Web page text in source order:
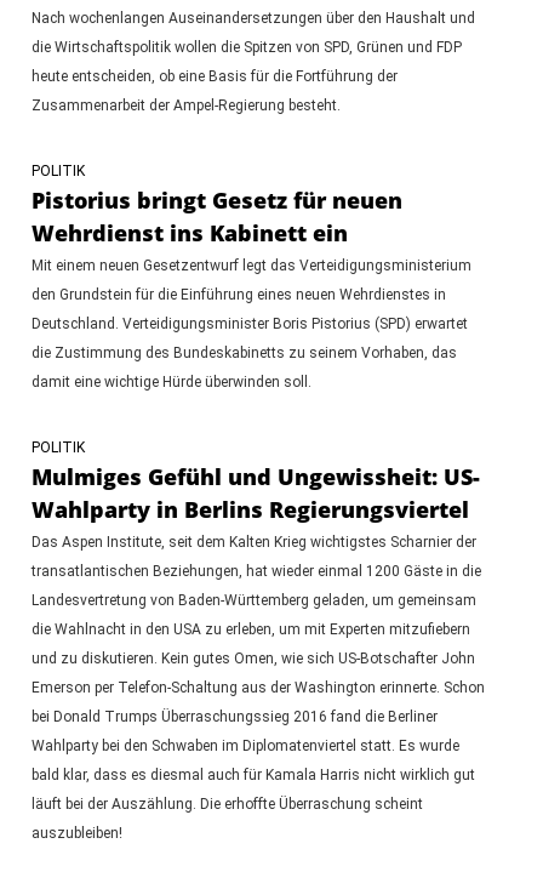
Nach wochenlangen Auseinandersetzungen über den Haushalt und
die Wirtschaftspolitik wollen die Spitzen von SPD, Grünen und FDP
heute entscheiden, ob eine Basis für die Fortführung der
Zusammenarbeit der Ampel-Regierung besteht.
POLITIK
Pistorius bringt Gesetz für neuen
Wehrdienst ins Kabinett ein
Mit einem neuen Gesetzentwurf legt das Verteidigungsministerium
den Grundstein für die Einführung eines neuen Wehrdienstes in
Deutschland. Verteidigungsminister Boris Pistorius (SPD) erwartet
die Zustimmung des Bundeskabinetts zu seinem Vorhaben, das
damit eine wichtige Hürde überwinden soll.
POLITIK
Mulmiges Gefühl und Ungewissheit: US-
Wahlparty in Berlins Regierungsviertel
Das Aspen Institute, seit dem Kalten Krieg wichtigstes Scharnier der
transatlantischen Beziehungen, hat wieder einmal 1200 Gäste in die
Landesvertretung von Baden-Württemberg geladen, um gemeinsam
die Wahlnacht in den USA zu erleben, um mit Experten mitzufiebern
und zu diskutieren. Kein gutes Omen, wie sich US-Botschafter John
Emerson per Telefon-Schaltung aus der Washington erinnerte. Schon
bei Donald Trumps Überraschungssieg 2016 fand die Berliner
Wahlparty bei den Schwaben im Diplomatenviertel statt. Es wurde
bald klar, dass es diesmal auch für Kamala Harris nicht wirklich gut
läuft bei der Auszählung. Die erhoffte Überraschung scheint
auszubleiben!